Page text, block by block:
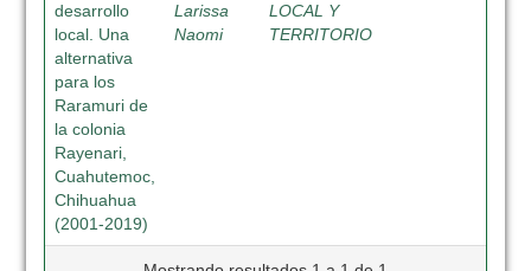
desarrollo
local. Una
alternativa
para los
Raramuri de
la colonia
Rayenari,
Cuahutemoc,
Chihuahua
(2001-2019)
Larissa
Naomi
LOCAL Y
TERRITORIO